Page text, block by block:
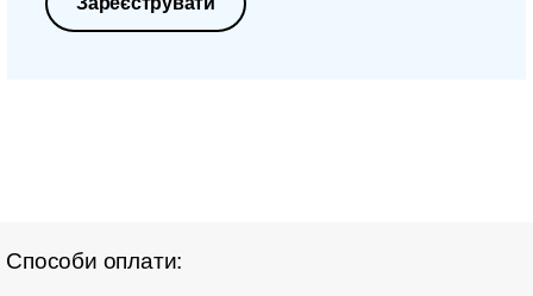
Способи оплати: